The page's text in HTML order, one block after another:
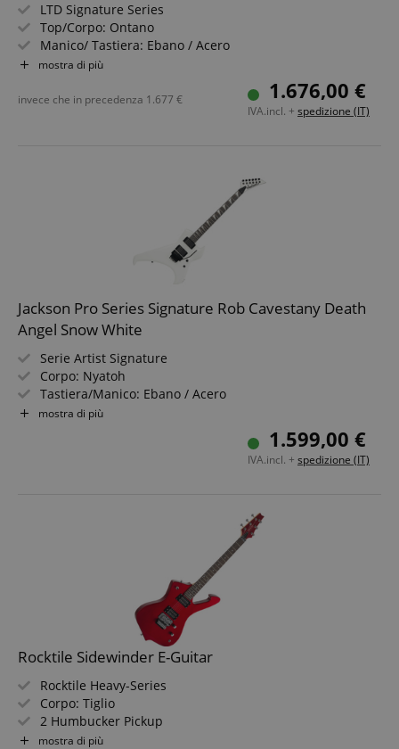
LTD Signature Series
Top/Corpo: Ontano
Manico/ Tastiera: Ebano / Acero
Pickup: 2x EMG Bone Breaker (HH, elettronica attiva)
Inclusa custodia Tombstone
mostra di più
1.676,00 €
IVA.incl. + spedizione (IT)
invece che in precedenza 1.677 €
Jackson Pro Series Signature Rob Cavestany Death
Angel Snow White
Serie Artist Signature
Corpo: Nyatoh
Tastiera/Manico: Ebano / Acero
Pickups: 1x EMG 81 Humbucker, 1x EMG HA (HH)
mostra di più
1.599,00 €
IVA.incl. + spedizione (IT)
Rocktile Sidewinder E-Guitar
Rocktile Heavy-Series
Corpo: Tiglio
2 Humbucker Pickup
Tastiera: legno duro selezionato, 22 tasti
mostra di più